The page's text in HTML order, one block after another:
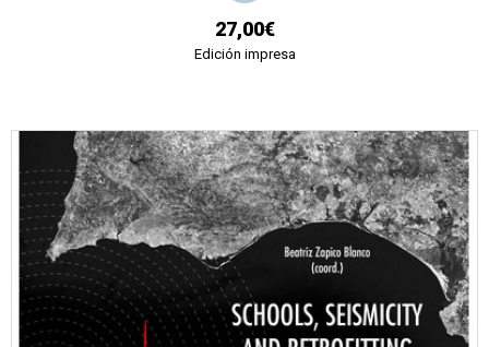
27,00€
Edición impresa